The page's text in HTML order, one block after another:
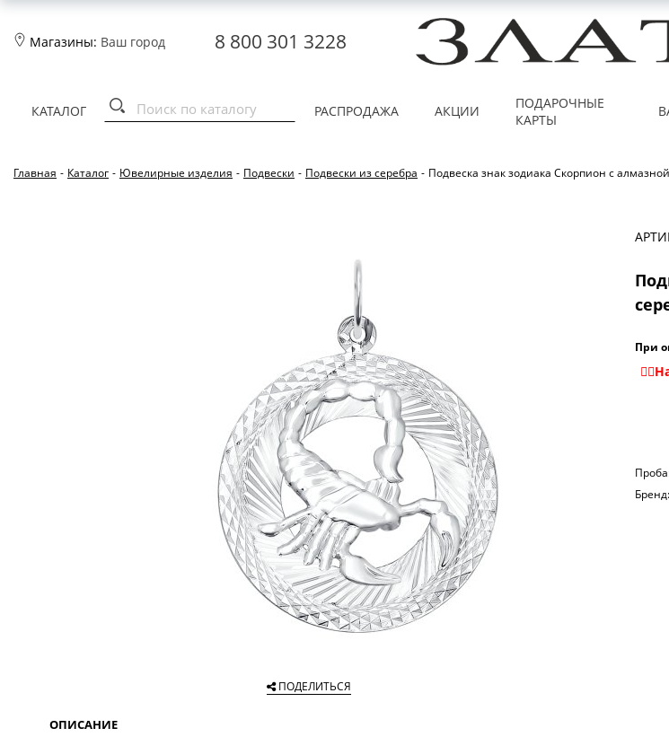
Магазины: Ваш город 8 800 301 3228
КАТАЛОГ РАСПРОДАЖА АКЦИИ
ПОДАРОЧНЫЕ
КАРТЫ
Главная - Каталог - Ювелирные изделия - Подвески - Подвески из серебра - Подвеска знак зодиака Скорпион с
ПОДЕЛИТЬСЯ
При
Бренд:
ОПИСАНИЕ